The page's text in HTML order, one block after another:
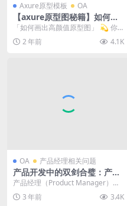
Axure原型模板 OA
【axure原型图秘籍】如何画
出高颜值原型图
「如何画出高颜值原型图」 💫 你
们是不是经常在画原型的时候觉得
自己的作品很丑，很...
2 年前 4.1K
OA 产品经理相关问题
产品开发中的双剑合璧：产品
经理和程序员的关系
产品经理（Product Manager）和
程序员（Programmer）之间的...
3 年前 3.4K